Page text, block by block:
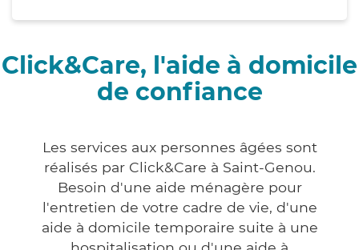
Click&Care, l'aide à domicile
de confiance
Les services aux personnes âgées sont
réalisés par Click&Care à Saint-Genou.
Besoin d'une aide ménagère pour
l'entretien de votre cadre de vie, d'une
aide à domicile temporaire suite à une